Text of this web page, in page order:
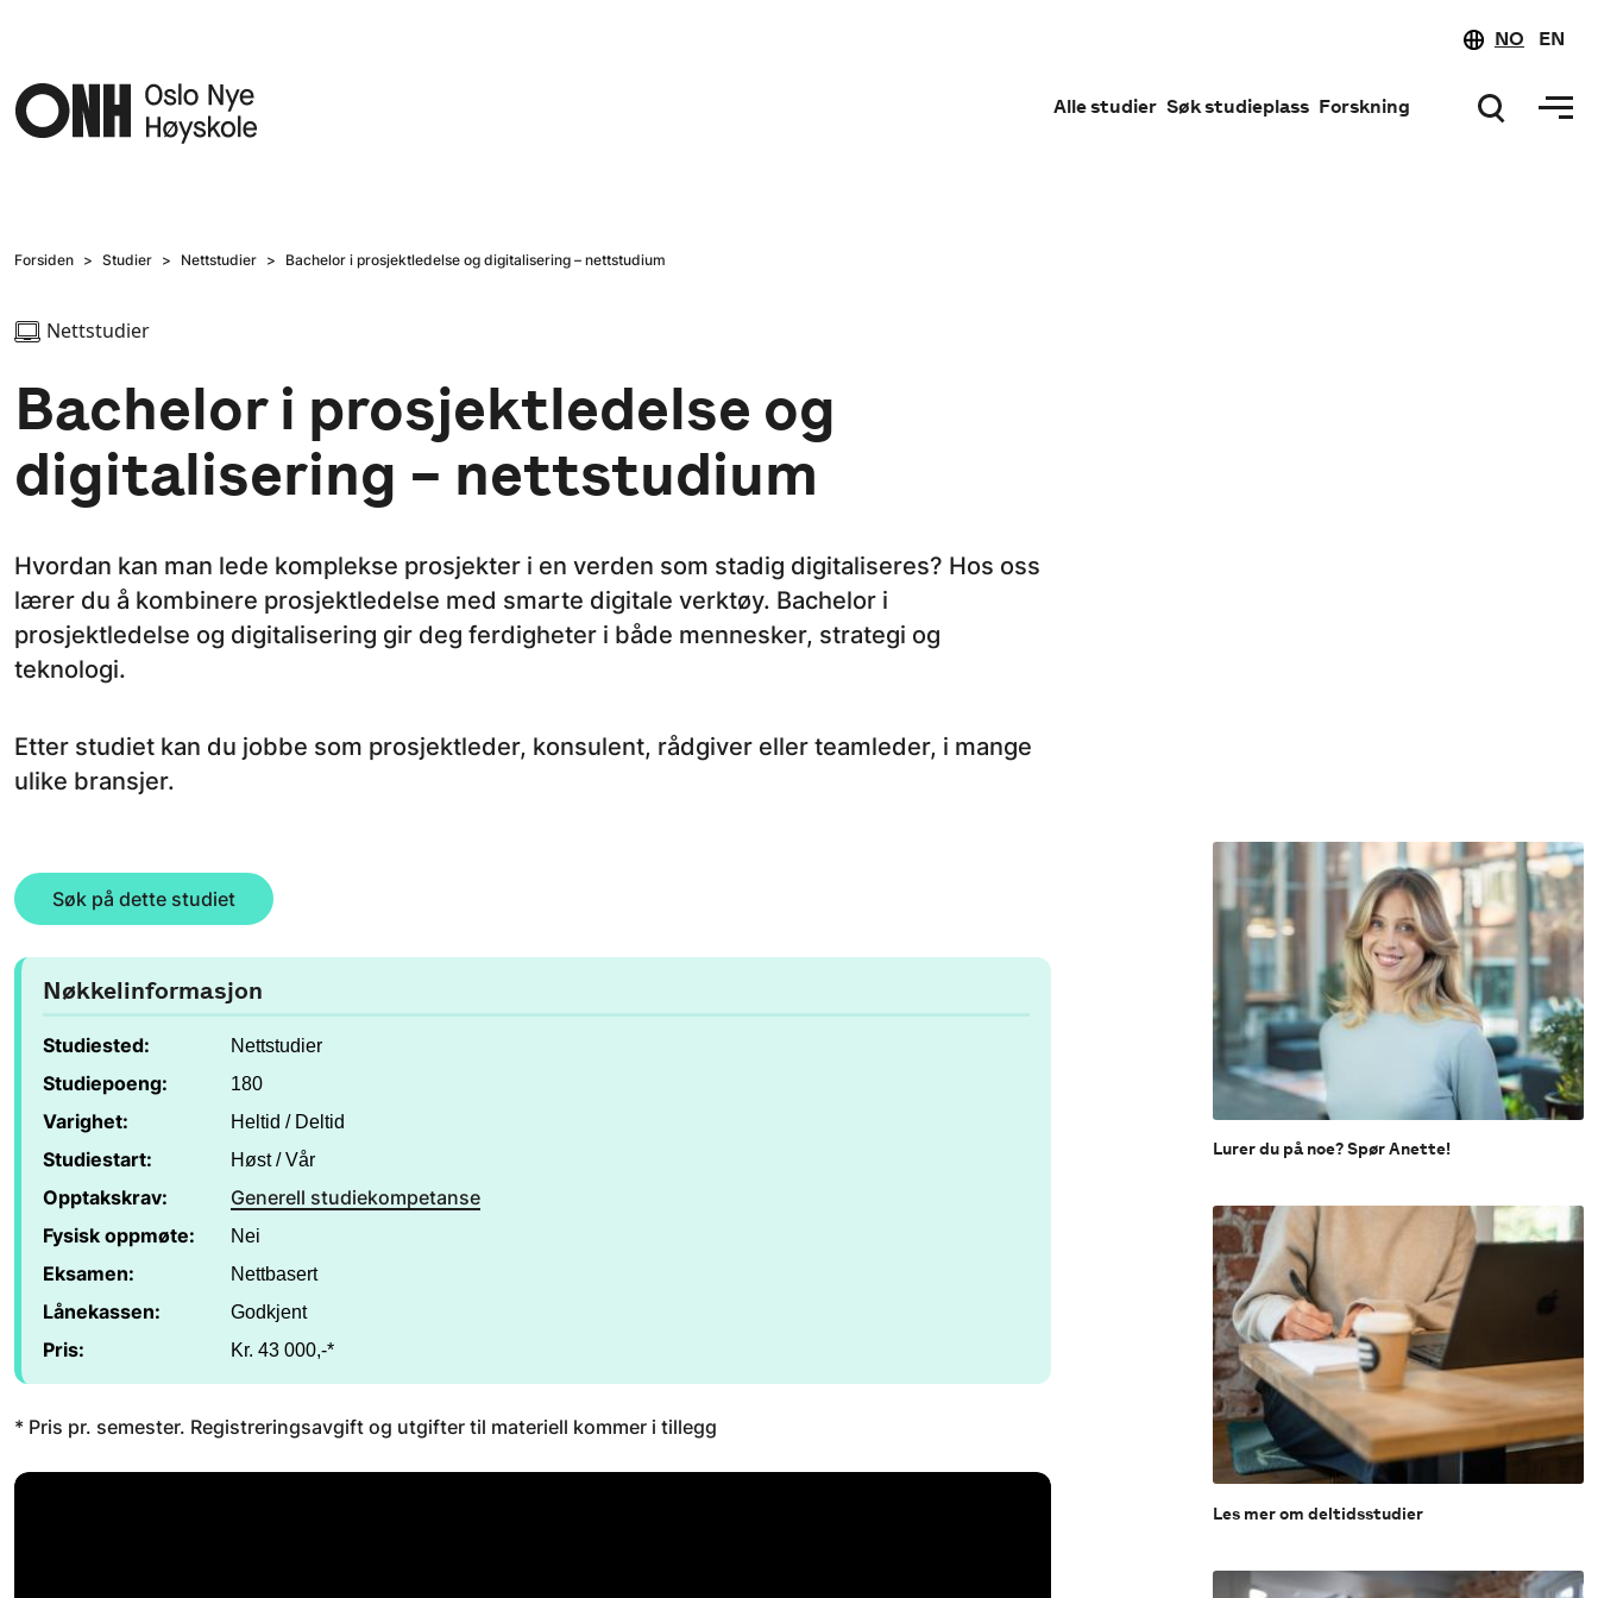
NO EN
Alle studier Søk studieplass Forskning
Forsiden Studier Nettstudier Bachelor i prosjektledelse og digitalisering – nettstudium
Nettstudier
Bachelor i prosjektledelse og
digitalisering – nettstudium
Hvordan kan man lede komplekse prosjekter i en verden som stadig digitaliseres? Hos oss
lærer du å kombinere prosjektledelse med smarte digitale verktøy. Bachelor i
prosjektledelse og digitalisering gir deg ferdigheter i både mennesker, strategi og
teknologi.
Etter studiet kan du jobbe som prosjektleder, konsulent, rådgiver eller teamleder, i mange
ulike bransjer.
Søk på dette studiet
Nøkkelinformasjon
Studiested: Nettstudier
Studiepoeng: 180
Varighet: Heltid / Deltid
Studiestart: Høst / Vår
Opptakskrav:
Generell studiekompetanse
Fysisk oppmøte:
Nei
Eksamen: Nettbasert
Lånekassen: Godkjent
Pris: Kr. 43 000,-*
* Pris pr. semester. Registreringsavgift og utgifter til materiell kommer i tillegg
Lurer du på noe? Spør Anette!
Les mer om deltidsstudier